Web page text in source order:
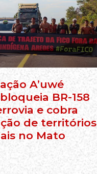
A’uwé
BR-158
e cobra
de territórios
no Mato